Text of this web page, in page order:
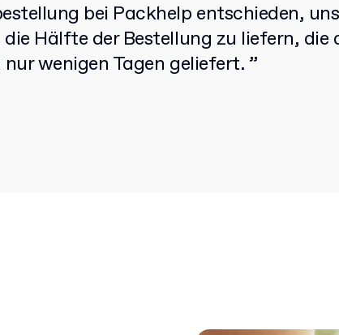
bei Packhelp entschieden,
Hälfte der Bestellung zu liefern,
wenigen Tagen geliefert. ”